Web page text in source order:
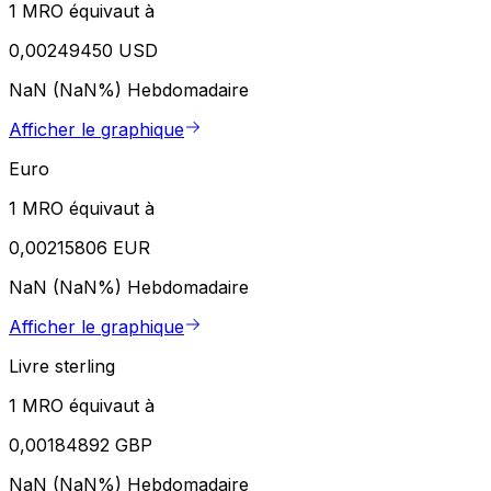
1 MRO équivaut à
0,00249450 USD
NaN (NaN%) Hebdomadaire
Afficher le graphique
Euro
1 MRO équivaut à
0,00215806 EUR
NaN (NaN%) Hebdomadaire
Afficher le graphique
Livre sterling
1 MRO équivaut à
0,00184892 GBP
NaN (NaN%) Hebdomadaire